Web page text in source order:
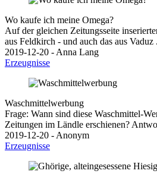
Wo kaufe ich meine Omega?
Auf der gleichen Zeitungsseite
aus Feldkirch - und auch das aus Vaduz
2019-12-20 - Anna Lang
Erzeugnisse
Waschmittelwerbung
Frage: Wann sind diese Waschmittel-
Zeitungen im Ländle erschienen?
2019-12-20 - Anonym
Erzeugnisse